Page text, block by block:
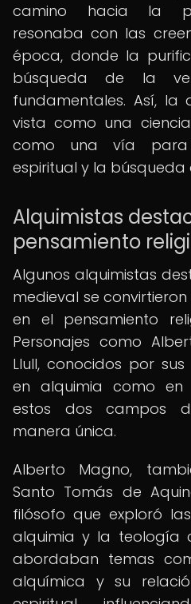
camino hacia la
resonaba con las
época, donde la
búsqueda de la
fundamentales. Así, la
vista como una
como una vía para
espiritual y la búsqueda
Alquimistas
pensamiento
Algunos alquimistas
medieval se
en el pensamiento
Personajes como
Llull, conocidos por
en alquimia como en
estos dos campos
manera única.
Alberto Magno,
Santo Tomás de
filósofo que exploró
alquimia y la teología
abordaban temas
alquímica y su